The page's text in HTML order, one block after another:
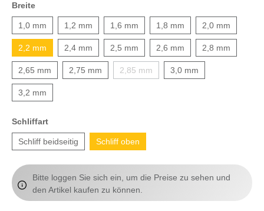
Breite
1,0 mm 1,2 mm 1,6 mm 1,8 mm 2,0 mm
2,2 mm 2,4 mm 2,5 mm 2,6 mm 2,8 mm
2,65 mm 2,75 mm 2,85 mm 3,0 mm
3,2 mm
Schliffart
Schliff beidseitig Schliff oben
Bitte loggen Sie sich ein, um die Preise zu sehen und
den Artikel kaufen zu können.